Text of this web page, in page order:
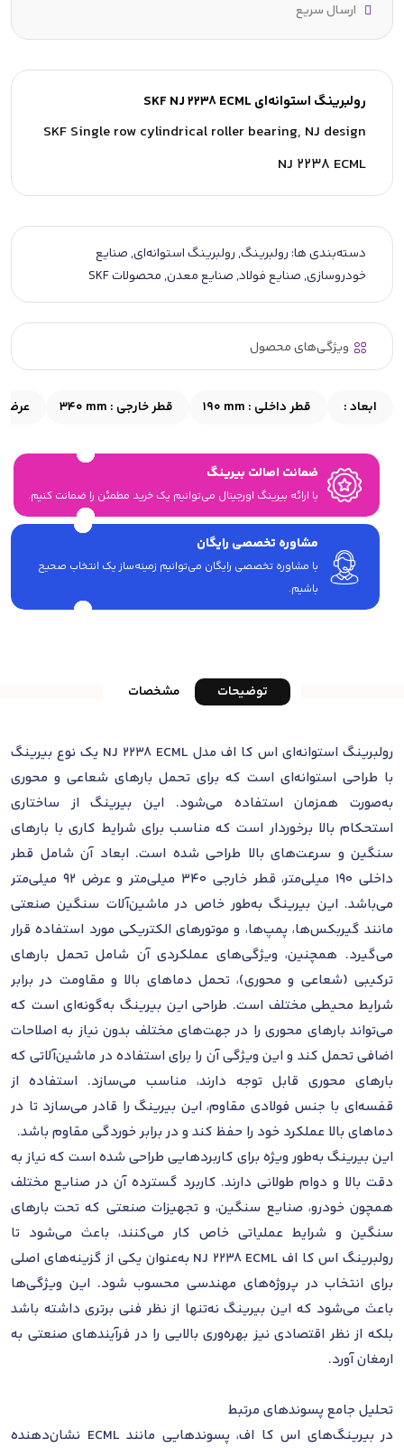
رولبرینگ استوانه‌ای SKF NJ 2238 ECML
SKF Single row cylindrical roller bearing, NJ design
NJ 2238 ECML
دسته‌بندی ها: رولبرینگ,رولبرینگ استوانه‌ای,صنایع
خودروسازی,صنایع فولاد,صنایع معدن,محصولات SKF
ویژگی‌های محصول
ابعاد : قطر داخلی : 190 mm قطر خارجی : 340 mm
ضمانت اصالت بیرینگ
با ارائه بیرینگ اورجینال می‎‌توانیم یک خرید مطمئن را ضمانت کنیم.
مشاوره تخصصی رایگان
با مشاوره تخصصی رایگان می‌توانیم زمینه‌ساز یک انتخاب صحیح
باشیم.
ارسال سریع
توضیحات مشخصات
رولبرینگ استوانه‌ای اس کا اف مدل NJ 2238 ECML یک نوع بیرینگ
با طراحی استوانه‌ای است که برای تحمل بارهای شعاعی و محوری
به‌صورت همزمان استفاده می‌شود. این بیرینگ از ساختاری
استحکام بالا برخوردار است که مناسب برای شرایط کاری با بارهای
سنگین و سرعت‌های بالا طراحی شده است. ابعاد آن شامل قطر
داخلی 190 میلی‌متر، قطر خارجی 340 میلی‌متر و عرض 92 میلی‌متر
می‌باشد. این بیرینگ به‌طور خاص در ماشین‌آلات سنگین صنعتی
مانند گیربکس‌ها، پمپ‌ها، و موتورهای الکتریکی مورد استفاده قرار
می‌گیرد. همچنین، ویژگی‌های عملکردی آن شامل تحمل بارهای
ترکیبی (شعاعی و محوری)، تحمل دماهای بالا و مقاومت در برابر
شرایط محیطی مختلف است. طراحی این بیرینگ به‌گونه‌ای است که
می‌تواند بارهای محوری را در جهت‌های مختلف بدون نیاز به اصلاحات
اضافی تحمل کند و این ویژگی آن را برای استفاده در ماشین‌آلاتی که
بارهای محوری قابل توجه دارند، مناسب می‌سازد. استفاده از
قفسه‌ای با جنس فولادی مقاوم، این بیرینگ را قادر می‌سازد تا در
دماهای بالا عملکرد خود را حفظ کند و در برابر خوردگی مقاوم باشد.
این بیرینگ به‌طور ویژه برای کاربردهایی طراحی شده است که نیاز به
دقت بالا و دوام طولانی دارند. کاربرد گسترده آن در صنایع مختلف
همچون خودرو، صنایع سنگین، و تجهیزات صنعتی که تحت بارهای
سنگین و شرایط عملیاتی خاص کار می‌کنند، باعث می‌شود تا
رولبرینگ اس کا اف NJ 2238 ECML به‌عنوان یکی از گزینه‌های اصلی
برای انتخاب در پروژه‌های مهندسی محسوب شود. این ویژگی‌ها
باعث می‌شود که این بیرینگ نه‌تنها از نظر فنی برتری داشته باشد
بلکه از نظر اقتصادی نیز بهره‌وری بالایی را در فرآیندهای صنعتی به
ارمغان آورد.
تحلیل جامع پسوندهای مرتبط
در بیرینگ‌های اس کا اف، پسوندهایی مانند ECML نشان‌دهنده